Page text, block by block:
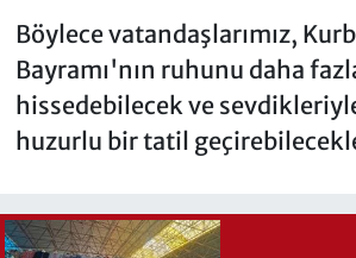
Böylece vatandaşlarımız,
Bayramı'nın ruhunu daha
hissedebilecek ve
huzurlu bir tatil